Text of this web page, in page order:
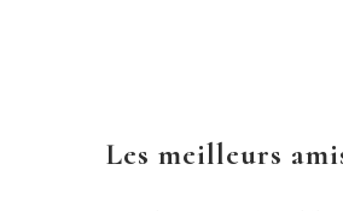
Les meilleurs